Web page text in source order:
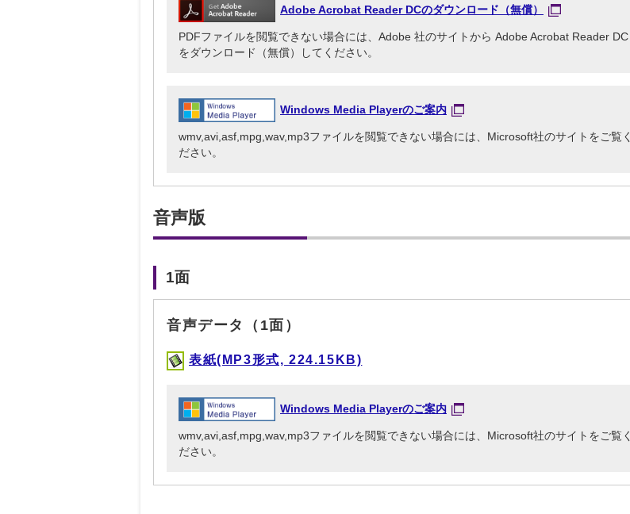
Adobe Acrobat Reader DCのダウンロード（無償）
PDFファイルを閲覧できない場合には、Adobe 社のサイトから Adobe Acrobat Reader DC
をダウンロード（無償）してください。
Windows Media Playerのご案内
wmv,avi,asf,mpg,wav,mp3ファイルを閲覧できない場合には、Microsoft社のサイトをご覧く
ださい。
音声版
1面
音声データ（1面）
表紙(MP3形式, 224.15KB)
Windows Media Playerのご案内
wmv,avi,asf,mpg,wav,mp3ファイルを閲覧できない場合には、Microsoft社のサイトをご覧く
ださい。